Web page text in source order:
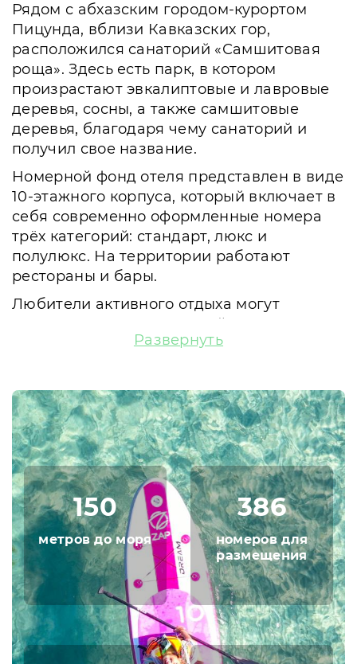
Рядом с абхазским городом-курортом
Пицунда, вблизи Кавказских гор,
расположился санаторий «Самшитовая
роща». Здесь есть парк, в котором
произрастают эвкалиптовые и лавровые
деревья, сосны, а также самшитовые
деревья, благодаря чему санаторий и
получил свое название.
Номерной фонд отеля представлен в виде
10-этажного корпуса, который включает в
себя современно оформленные номера
трёх категорий: стандарт, люкс и
полулюкс. На территории работают
рестораны и бары.
Любители активного отдыха могут
проводить время с пользой для здоровья
в тренажерном зале, на теннисных кортах
мини-бассейном или посетить хаммам.
На пляже есть возможность для
прекрасного времяпрепровождения
благодаря большому выбору водных
развлечений, возможности пользования
прогулочной техникой и школы дайвинга
для любителей необычных ощущений.
Планируете отдых с ребенком? Для
малышей предусмотрена большая
детская площадка. Также удовольствие
принесет катание на самокатах,
велосипедах и другие активности.
Развернуть
150
метров до моря
386
номеров для
размещения